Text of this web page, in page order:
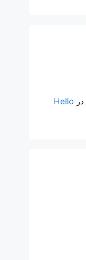
در Hello